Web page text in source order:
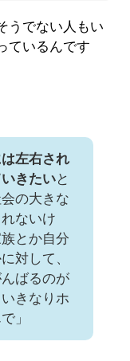
うでない人もい
ているんです
左右され
きたいと
の大きな
ないけ
とか自分
対して、
ばるのが
きなりホ
」